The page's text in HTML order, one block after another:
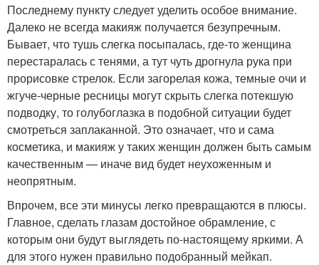
Последнему пункту следует уделить особое внимание.
Далеко не всегда макияж получается безупречным.
Бывает, что тушь слегка посыпалась, где-то женщина
перестаралась с тенями, а тут чуть дрогнула рука при
прорисовке стрелок. Если загорелая кожа, темные очи и
жгуче-черные ресницы могут скрыть слегка потекшую
подводку, то голубоглазка в подобной ситуации будет
смотреться заплаканной. Это означает, что и сама
косметика, и макияж у таких женщин должен быть самым
качественным — иначе вид будет неухоженным и
неопрятным.
Впрочем, все эти минусы легко превращаются в плюсы.
Главное, сделать глазам достойное обрамление, с
которым они будут выглядеть по-настоящему яркими. А
для этого нужен правильно подобранный мейкап.